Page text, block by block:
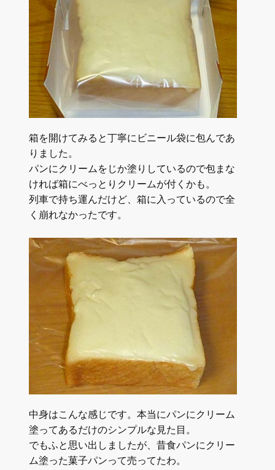
箱を開けてみると丁寧にビニール袋に包んであ
りました。
パンにクリームをじか塗りしているので包まな
ければ箱にべっとりクリームが付くかも。
列車で持ち運んだけど、箱に入っているので全
く崩れなかったです。
中身はこんな感じです。本当にパンにクリーム
塗ってあるだけのシンプルな見た目。
でもふと思い出しましたが、昔食パンにクリー
ム塗った菓子パンって売ってたわ。